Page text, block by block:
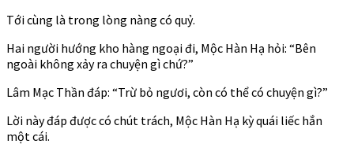
Tới cùng là trong lòng nàng có quỷ.
Hai người hướng kho hàng ngoại đi, Mộc Hàn Hạ hỏi: “Bên
ngoài không xảy ra chuyện gì chứ?”
Lâm Mạc Thần đáp: “Trừ bỏ ngươi, còn có thể có chuyện gì?”
Lời này đáp được có chút trách, Mộc Hàn Hạ kỳ quái liếc hắn
một cái.